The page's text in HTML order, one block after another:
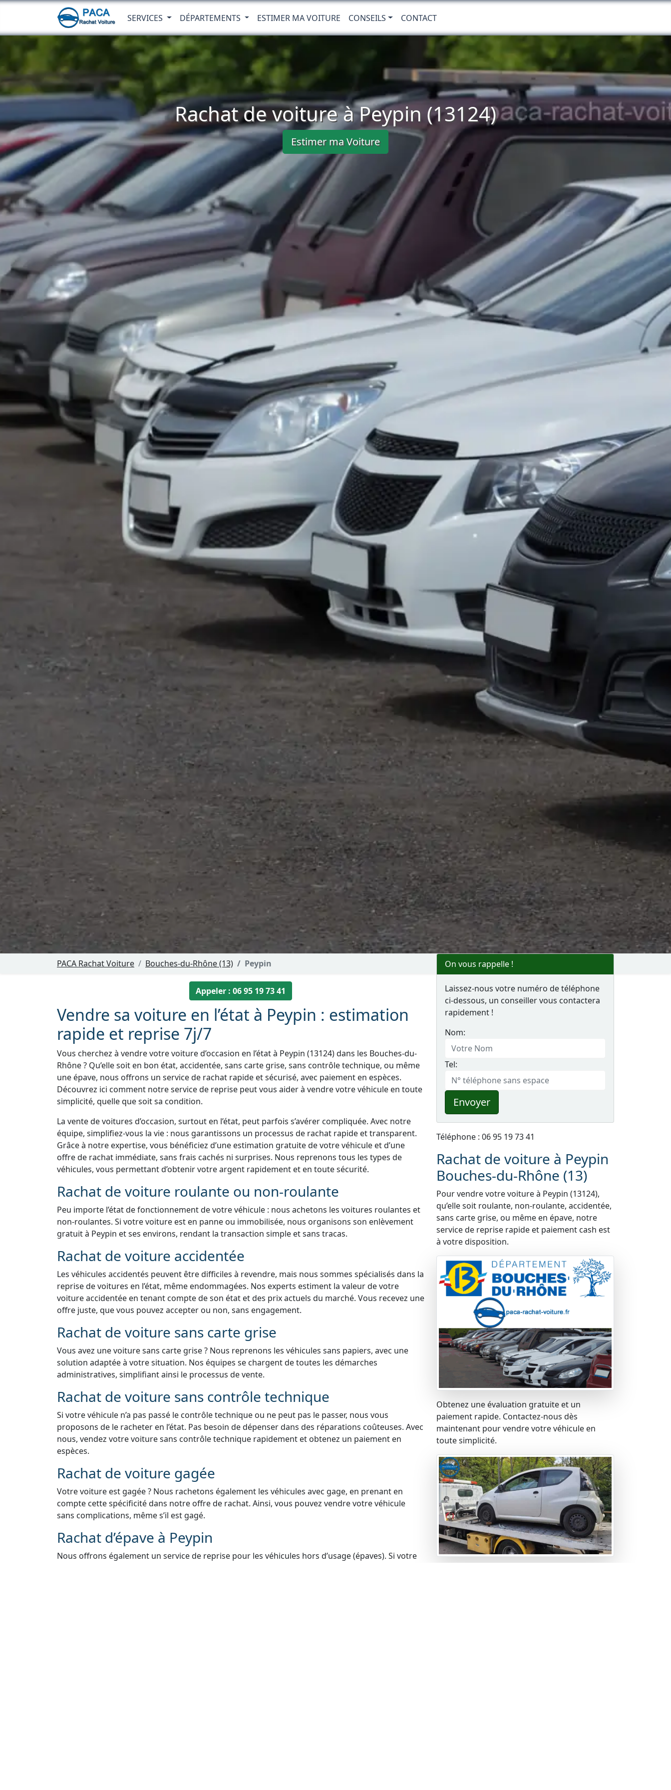
SERVICES DÉPARTEMENTS ESTIMER MA VOITURE CONSEILS CONTACT
Rachat de voiture à Peypin (13124)
Estimer ma Voiture
PACA Rachat Voiture Bouches-du-Rhône (13) Peypin
Appeler : 06 95 19 73 41
Vendre sa voiture en l’état à Peypin : estimation
rapide et reprise 7j/7
Vous cherchez à vendre votre voiture d’occasion en l’état à Peypin (13124) dans les Bouches-du-
Rhône ? Qu’elle soit en bon état, accidentée, sans carte grise, sans contrôle technique, ou même
une épave, nous offrons un service de rachat rapide et sécurisé, avec paiement en espèces.
Découvrez ici comment notre service de reprise peut vous aider à vendre votre véhicule en toute
simplicité, quelle que soit sa condition.
La vente de voitures d’occasion, surtout en l’état, peut parfois s’avérer compliquée. Avec notre
équipe, simplifiez-vous la vie : nous garantissons un processus de rachat rapide et transparent.
Grâce à notre expertise, vous bénéficiez d’une estimation gratuite de votre véhicule et d’une
offre de rachat immédiate, sans frais cachés ni surprises. Nous reprenons tous les types de
véhicules, vous permettant d’obtenir votre argent rapidement et en toute sécurité.
Rachat de voiture roulante ou non-roulante
Peu importe l’état de fonctionnement de votre véhicule : nous achetons les voitures roulantes et
non-roulantes. Si votre voiture est en panne ou immobilisée, nous organisons son enlèvement
gratuit à Peypin et ses environs, rendant la transaction simple et sans tracas.
Rachat de voiture accidentée
Les véhicules accidentés peuvent être difficiles à revendre, mais nous sommes spécialisés dans la
reprise de voitures en l’état, même endommagées. Nos experts estiment la valeur de votre
voiture accidentée en tenant compte de son état et des prix actuels du marché. Vous recevez une
offre juste, que vous pouvez accepter ou non, sans engagement.
Rachat de voiture sans carte grise
Vous avez une voiture sans carte grise ? Nous reprenons les véhicules sans papiers, avec une
solution adaptée à votre situation. Nos équipes se chargent de toutes les démarches
administratives, simplifiant ainsi le processus de vente.
Rachat de voiture sans contrôle technique
Si votre véhicule n’a pas passé le contrôle technique ou ne peut pas le passer, nous vous
proposons de le racheter en l’état. Pas besoin de dépenser dans des réparations coûteuses. Avec
nous, vendez votre voiture sans contrôle technique rapidement et obtenez un paiement en
espèces.
Rachat de voiture gagée
Votre voiture est gagée ? Nous rachetons également les véhicules avec gage, en prenant en
compte cette spécificité dans notre offre de rachat. Ainsi, vous pouvez vendre votre véhicule
sans complications, même s’il est gagé.
Rachat d’épave à Peypin
Nous offrons également un service de reprise pour les véhicules hors d’usage (épaves). Si votre
On vous rappelle !
Laissez-nous votre numéro de téléphone
ci-dessous, un conseiller vous contactera
rapidement !
Nom:
Tel:
Envoyer
Téléphone : 06 95 19 73 41
Rachat de voiture à Peypin
Bouches-du-Rhône (13)
Pour vendre votre voiture à Peypin (13124),
qu’elle soit roulante, non-roulante, accidentée,
sans carte grise, ou même en épave, notre
service de reprise rapide et paiement cash est
à votre disposition.
Obtenez une évaluation gratuite et un
paiement rapide. Contactez-nous dès
maintenant pour vendre votre véhicule en
toute simplicité.